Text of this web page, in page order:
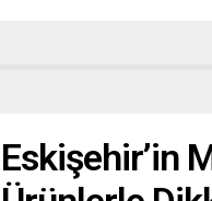
Eskişehir’in